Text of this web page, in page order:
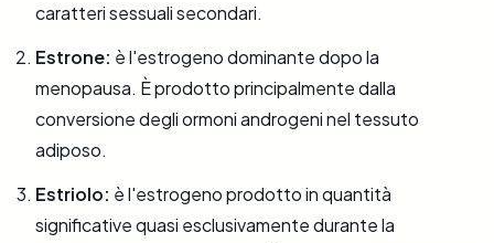
caratteri sessuali secondari.
Estrone: è l'estrogeno dominante dopo la
menopausa. È prodotto principalmente dalla
conversione degli ormoni androgeni nel tessuto
adiposo.
Estriolo: è l'estrogeno prodotto in quantità
significative quasi esclusivamente durante la